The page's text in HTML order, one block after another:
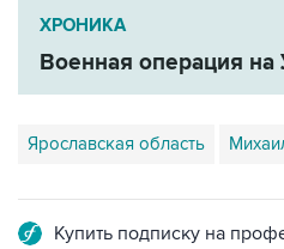
ХРОНИКА
Военная операция на
Ярославская область
Купить подписку на